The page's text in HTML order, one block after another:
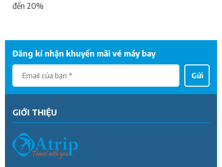
đến 20%
Đăng kí nhận khuyến mãi vé máy bay
Gửi
GIỚI THIỆU